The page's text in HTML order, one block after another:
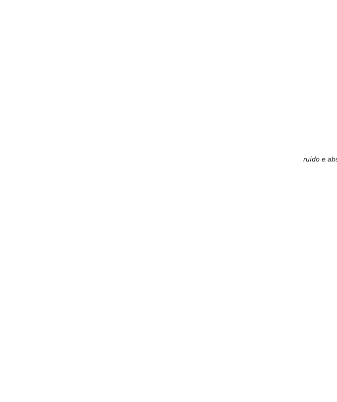
ruído e